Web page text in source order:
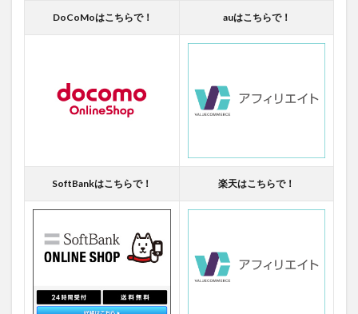
DoCoMoはこちらで！ auはこちらで！
SoftBankはこちらで！ 楽天はこちらで！